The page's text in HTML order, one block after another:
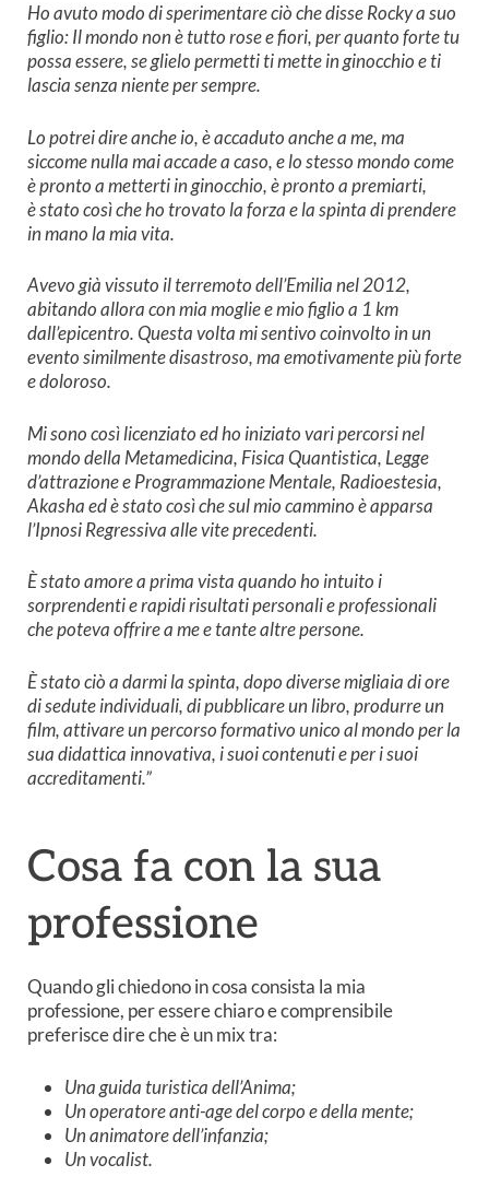
Ho avuto modo di sperimentare ciò che disse Rocky a suo
figlio: Il mondo non è tutto rose e fiori, per quanto forte tu
possa essere, se glielo permetti ti mette in ginocchio e ti
lascia senza niente per sempre.
Lo potrei dire anche io, è accaduto anche a me, ma
siccome nulla mai accade a caso, e lo stesso mondo come
è pronto a metterti in ginocchio, è pronto a premiarti,
èstato così che ho trovato la forza e la spinta di prendere
in mano la mia vita.
Avevo già vissuto il terremoto dell’Emilia nel 2012,
abitando allora con mia moglie e mio figlio a 1 km
dall’epicentro. Questa volta mi sentivo coinvolto in un
evento similmente disastroso, ma emotivamente più forte
e doloroso.
Mi sono così licenziato ed ho iniziato vari percorsi nel
mondo della Metamedicina, Fisica Quantistica, Legge
d’attrazione e Programmazione Mentale, Radioestesia,
Akasha ed è stato così che sul mio cammino è apparsa
l’Ipnosi Regressiva alle vite precedenti.
È stato amore a prima vista quando ho intuito i
sorprendenti e rapidi risultati personali e professionali
che poteva offrire a me e tante altre persone.
È stato ciò a darmi la spinta, dopo diverse migliaia di ore
di sedute individuali, di pubblicare un libro, produrre un
film, attivare un percorso formativo unico al mondo per la
sua didattica innovativa, i suoi contenuti e per i suoi
accreditamenti.”
Cosa fa con la sua
professione
Quando gli chiedono in cosa consista la mia
professione, per essere chiaro e comprensibile
preferisce dire che è un mix tra:
Una guida turistica dell’Anima;
Un operatore anti-age del corpo e della mente;
Un animatore dell’infanzia;
Un vocalist.